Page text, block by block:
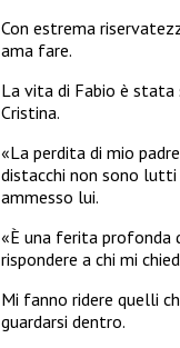
Con estrema
ama fare.
La vita di Fabio è
Cristina.
«La perdita di mio
distacchi non sono lutti
ammesso lui.
«È una ferita profonda
rispondere a chi mi
Mi fanno ridere quelli
guardarsi dentro.